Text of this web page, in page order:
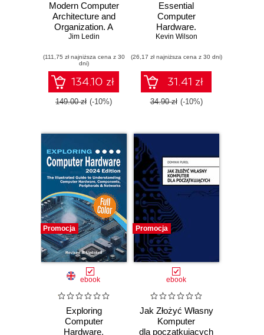
Modern Computer
Architecture and
Organization. A
systems-level
computer
architectures, from
hardware
foundations to AI
datacenters - Third
Jim Ledin
(111,75 zł najniższa cena z 30
dni)
134.10 zł
149.00 zł (-10%)
Essential
Computer
Hardware.
Understanding the
Modern
Technology and
Securing Your
Digital World
Kevin Wilson
(26,17 zł najniższa cena z 30 dni)
31.41 zł
34.90 zł (-10%)
Promocja
ebook
Exploring
Computer
Hardware.
Promocja
ebook
Jak Złożyć Własny
Komputer
dla początkujących